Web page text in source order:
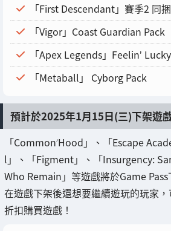
「First Descendant」賽季2 同
「Vigor」Coast Guardian Pack
「Apex Legends」Feelin’
「Metaball」 Cyborg Pack
預計於2025年1月15日(三)下架遊
「Common’Hood」、「Escape
l」、「Figment」、「Insurgency:
Who Remain」等遊戲將於Game Pass
在遊戲下架後還想要繼續遊玩的玩家
折扣購買遊戲！